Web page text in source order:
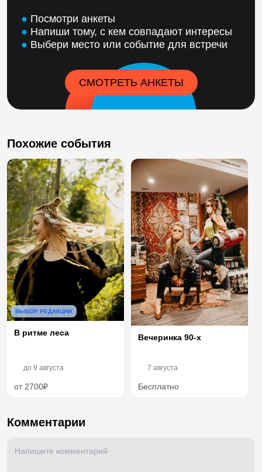
● Посмотри анкеты
● Напиши тому, с кем совпадают интересы
● Выбери место или событие для встречи
СМОТРЕТЬ АНКЕТЫ
Похожие события
ВЫБОР РЕДАКЦИИ
В ритме леса
до 9 августа
от 2700₽
Вечеринка 90-х
7 августа
Бесплатно
Комментарии